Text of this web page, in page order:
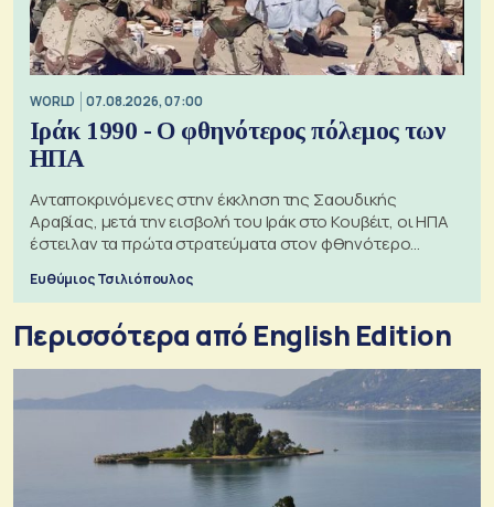
WORLD 07.08.2026, 07:00
Ιράκ 1990 - Ο φθηνότερος πόλεμος των
ΗΠΑ
Ανταποκρινόμενες στην έκκληση της Σαουδικής
Αραβίας, μετά την εισβολή του Ιράκ στο Κουβέιτ, οι ΗΠΑ
έστειλαν τα πρώτα στρατεύματα στον φθηνότερο
Ευθύμιος Τσιλιόπουλος
Περισσότερα από English Edition